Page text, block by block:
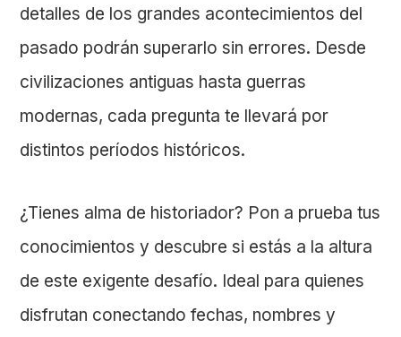
detalles de los grandes acontecimientos del
pasado podrán superarlo sin errores. Desde
civilizaciones antiguas hasta guerras
modernas, cada pregunta te llevará por
distintos períodos históricos.
¿Tienes alma de historiador? Pon a prueba tus
conocimientos y descubre si estás a la altura
de este exigente desafío. Ideal para quienes
disfrutan conectando fechas, nombres y